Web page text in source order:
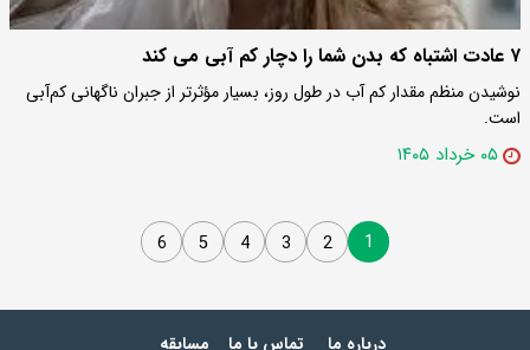
۷ عادت اشتباه که بدن شما را دچار کم آبی می کند
نوشیدن منظم مقدار کم آب در طول روز، بسیار مؤثرتر از جبران ناگهانی کم‌آبی
است.
۰۵ خرداد ۱۴۰۵
1
2
3
4
5
6
درباره ما تماس با ما مسابقه